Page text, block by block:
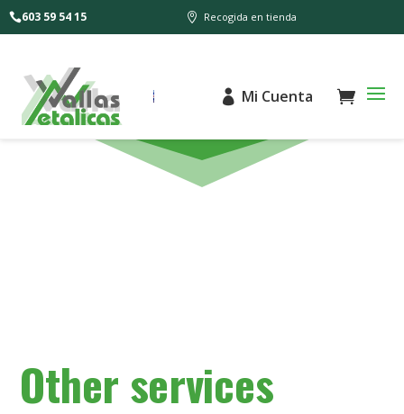
603 59 54 15 Recogida en tienda
Mi Cuenta
Other services